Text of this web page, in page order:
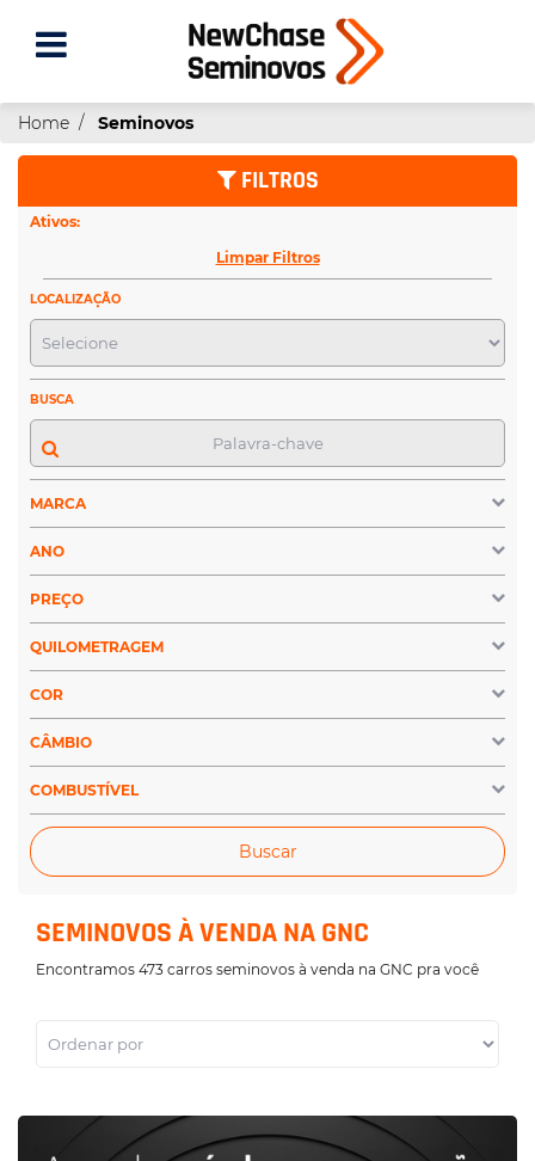
Home Seminovos
FILTROS
Ativos:
Limpar Filtros
LOCALIZAÇÃO
BUSCA
MARCA
ANO
PREÇO
QUILOMETRAGEM
COR
CÂMBIO
COMBUSTÍVEL
Buscar
SEMINOVOS À VENDA NA GNC
Encontramos 473 carros seminovos à venda na GNC pra você